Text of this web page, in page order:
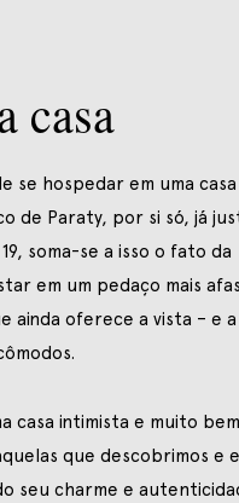
casa
se hospedar em uma
de Paraty, por si só, já
soma-se a isso o fato da
em um pedaço mais
ainda oferece a vista – e
casa intimista e muito bem
que descobrimos e
seu charme e